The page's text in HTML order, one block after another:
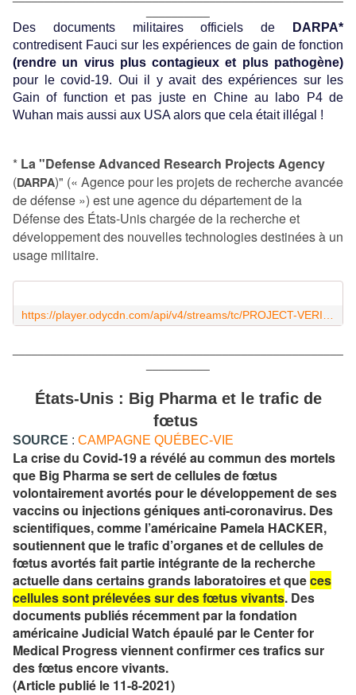
Des documents militaires officiels de
DARPA*
contredisent Fauci sur les expériences de gain de fonction
(rendre un virus plus contagieux et plus pathogène)
pour le covid-19. Oui il y avait des expériences sur les
Gain of function et pas juste en Chine au labo P4 de
Wuhan mais aussi aux USA alors que cela était illégal !
* La "Defense Advanced Research Projects Agency
(DARPA)" (« Agence pour les projets de recherche avancée
de défense ») est une agence du département de la
Défense des États-Unis chargée de la recherche et
développement des nouvelles technologies destinées à un
usage militaire.
États-Unis : Big Pharma et le trafic de
fœtus
SOURCE : CAMPAGNE QUÉBEC-VIE
La crise du Covid-19 a révélé au commun des mortels
que Big Pharma se sert de cellules de fœtus
volontairement avortés pour le développement de ses
vaccins ou injections géniques anti-coronavirus. Des
scientifiques, comme l’américaine Pamela HACKER,
soutiennent que le trafic d’organes et de cellules de
fœtus avortés fait partie intégrante de la recherche
actuelle dans certains grands laboratoires et queces
cellules sont prélevées sur des fœtus vivants. Des
documents publiés récemment par la fondation
américaine Judicial Watch épaulé par le Center for
Medical Progress viennent confirmer ces trafics sur
des fœtus encore vivants.
(Article publié le 11-8-2021)